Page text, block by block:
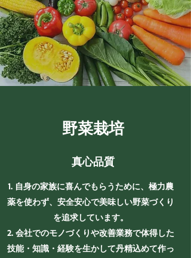
野菜栽培
真心品質
自身の家族に喜んでもらうために、極力農
薬を使わず、安全安心で美味しい野菜づくり
を追求しています。
会社でのモノづくりや改善業務で体得した
技能・知識・経験を生かして丹精込めて作っ